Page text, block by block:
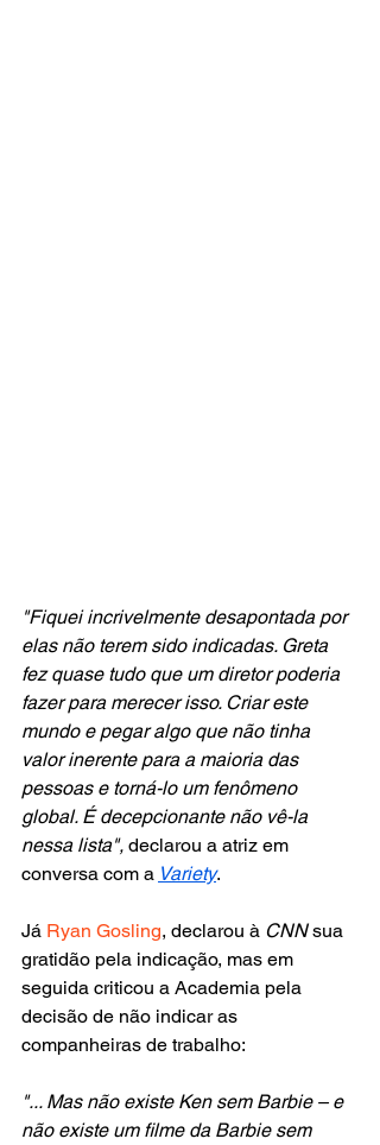
"Fiquei incrivelmente desapontada por
elas não terem sido indicadas. Greta
fez quase tudo que um diretor poderia
fazer para merecer isso. Criar este
mundo e pegar algo que não tinha
valor inerente para a maioria das
pessoas e torná-lo um fenômeno
global. É decepcionante não vê-la
nessa lista", declarou a atriz em
conversa com a Variety.
Já Ryan Gosling, declarou à CNN sua
gratidão pela indicação, mas em
seguida criticou a Academia pela
decisão de não indicar as
companheiras de trabalho:
"... Mas não existe Ken sem Barbie – e
não existe um filme da Barbie sem